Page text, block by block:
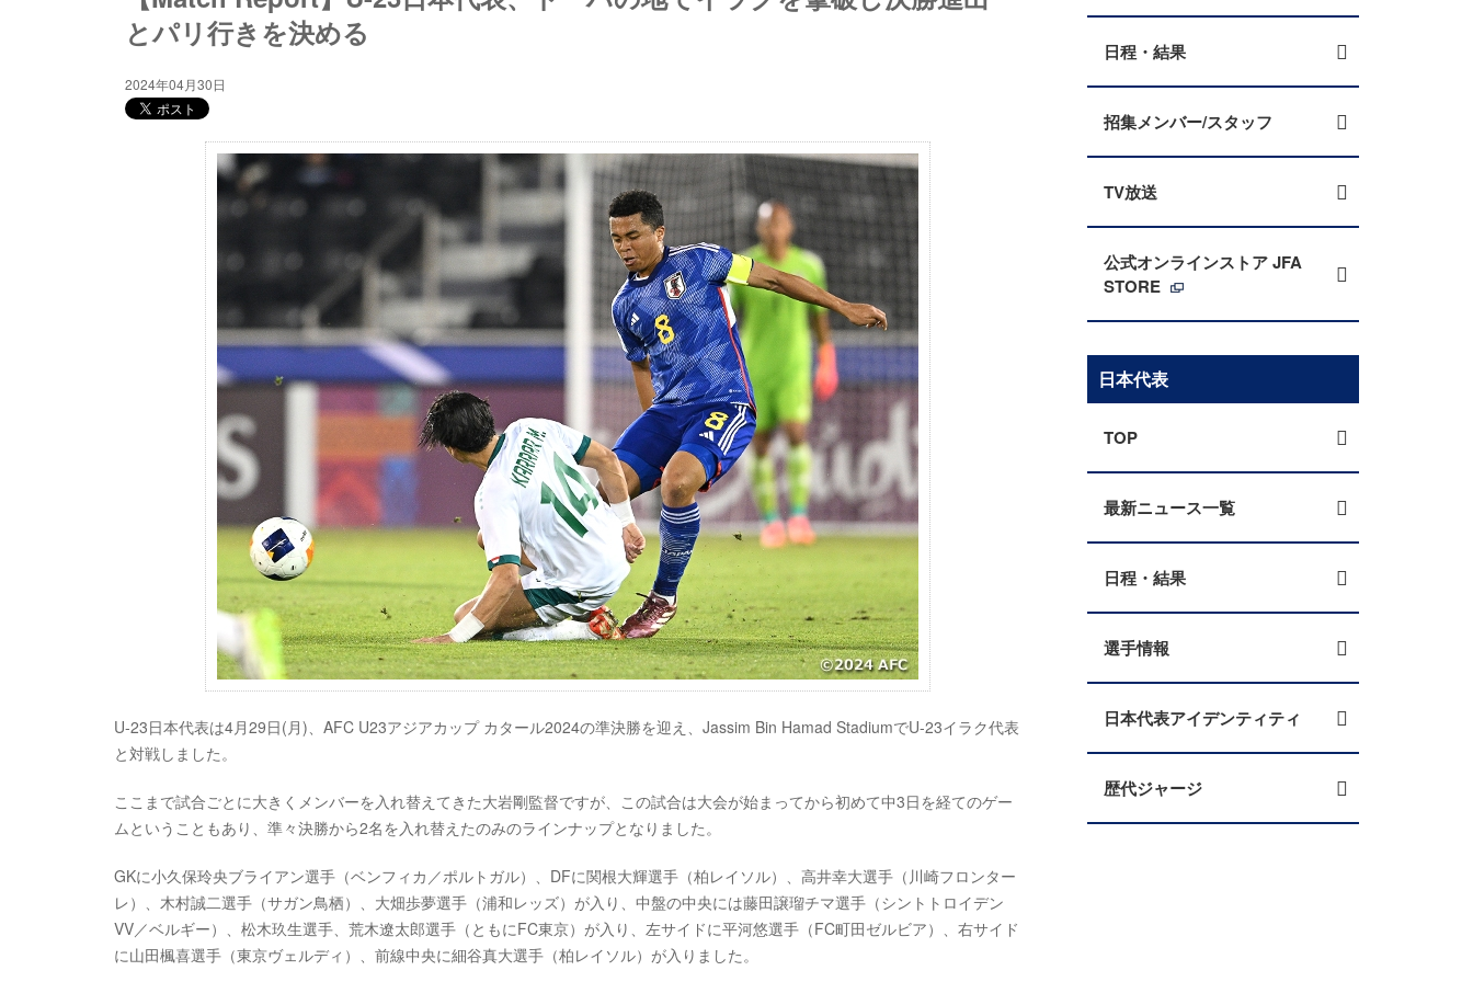
とパリ行きを決める
2024年04月30日
U-23日本代表は4月29日(月)、AFC U23アジアカップ カタール2024の準決勝を迎え、Jassim Bin Hamad StadiumでU-23イラク代表
と対戦しました。
ここまで試合ごとに大きくメンバーを入れ替えてきた大岩剛監督ですが、この試合は大会が始まってから初めて中3日を経てのゲー
ムということもあり、準々決勝から2名を入れ替えたのみのラインナップとなりました。
GKに小久保玲央ブライアン選手（ベンフィカ／ポルトガル）、DFに関根大輝選手（柏レイソル）、高井幸大選手（川崎フロンター
レ）、木村誠二選手（サガン鳥栖）、大畑歩夢選手（浦和レッズ）が入り、中盤の中央には藤田譲瑠チマ選手（シントトロイデン
VV／ベルギー）、松木玖生選手、荒木遼太郎選手（ともにFC東京）が入り、左サイドに平河悠選手（FC町田ゼルビア）、右サイド
に山田楓喜選手（東京ヴェルディ）、前線中央に細谷真大選手（柏レイソル）が入りました。
日程・結果
招集メンバー/スタッフ
TV放送
公式オンラインストア JFA
STORE
日本代表
TOP
最新ニュース一覧
日程・結果
選手情報
日本代表アイデンティティ
歴代ジャージ